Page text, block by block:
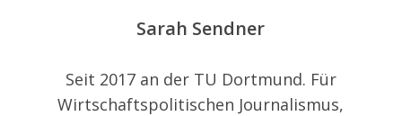
Sarah Sendner
Seit 2017 an der TU Dortmund. Für
Wirtschaftspolitischen Journalismus,